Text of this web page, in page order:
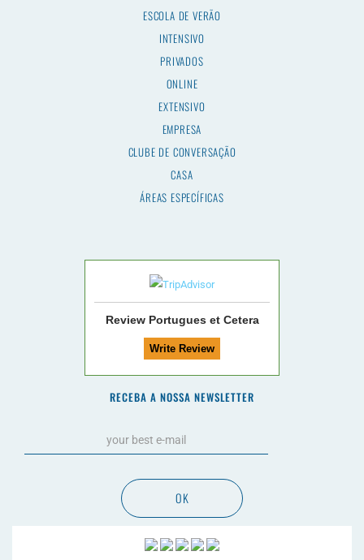
ESCOLA DE VERÃO
INTENSIVO
PRIVADOS
ONLINE
EXTENSIVO
EMPRESA
CLUBE DE CONVERSAÇÃO
CASA
ÁREAS ESPECÍFICAS
Review Portugues et Cetera
RECEBA A NOSSA NEWSLETTER
OK